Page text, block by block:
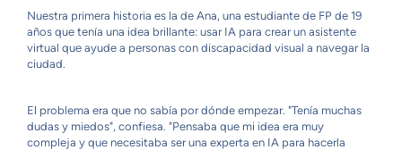
Nuestra primera historia es la de Ana, una estudiante de FP de 19
años que tenía una idea brillante: usar IA para crear un asistente
virtual que ayude a personas con discapacidad visual a navegar la
ciudad.
El problema era que no sabía por dónde empezar. "Tenía muchas
dudas y miedos", confiesa. "Pensaba que mi idea era muy
compleja y que necesitaba ser una experta en IA para hacerla